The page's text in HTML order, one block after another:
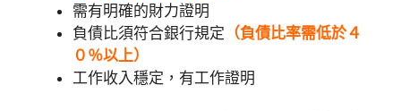
需有明確的財力證明
負債比須符合銀行規定 （負債比率需低於４
０％以上）
工作收入穩定，有工作證明